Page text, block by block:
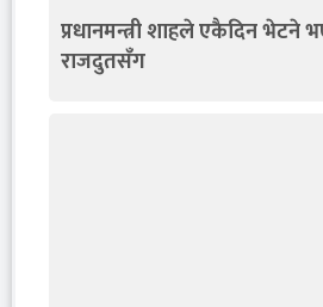
प्रधानमन्त्री शाहले एकैदिन भेटने
राजदुतसँग